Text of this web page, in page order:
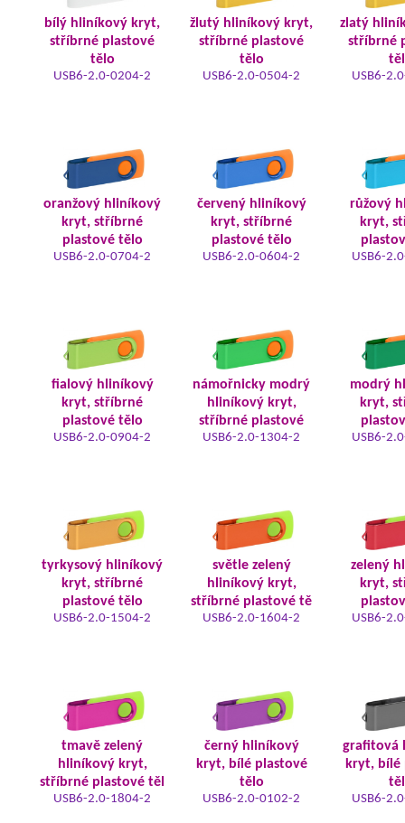
bílý hliníkový kryt,
stříbrné plastové
tělo
USB6-2.0-0204-2
žlutý hliníkový kryt,
stříbrné plastové
tělo
USB6-2.0-0504-2
zlatý
stříbrné
USB6-
oranžový hliníkový
kryt, stříbrné
plastové tělo
USB6-2.0-0704-2
červený hliníkový
kryt, stříbrné
plastové tělo
USB6-2.0-0604-2
růžový
kryt,
USB6-
fialový hliníkový
kryt, stříbrné
plastové tělo
USB6-2.0-0904-2
námořnicky modrý
hliníkový kryt,
stříbrné plastové
USB6-2.0-1304-2
modrý
kryt,
USB6-
tyrkysový hliníkový
kryt, stříbrné
plastové tělo
USB6-2.0-1504-2
světle zelený
hliníkový kryt,
stříbrné plastové tě
USB6-2.0-1604-2
zelený
kryt,
USB6-
tmavě zelený
hliníkový kryt,
stříbrné plastové těl
USB6-2.0-1804-2
černý hliníkový
kryt, bílé plastové
tělo
USB6-2.0-0102-2
grafitová
kryt, bílé
USB6-